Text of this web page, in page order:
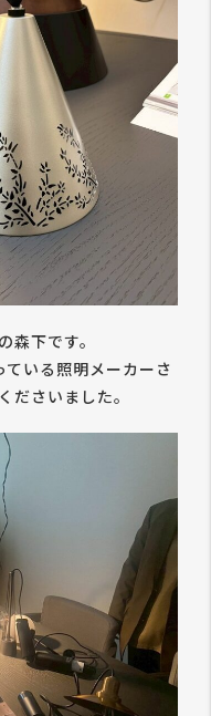
森下です。
いる照明メーカーさ
ださいました。